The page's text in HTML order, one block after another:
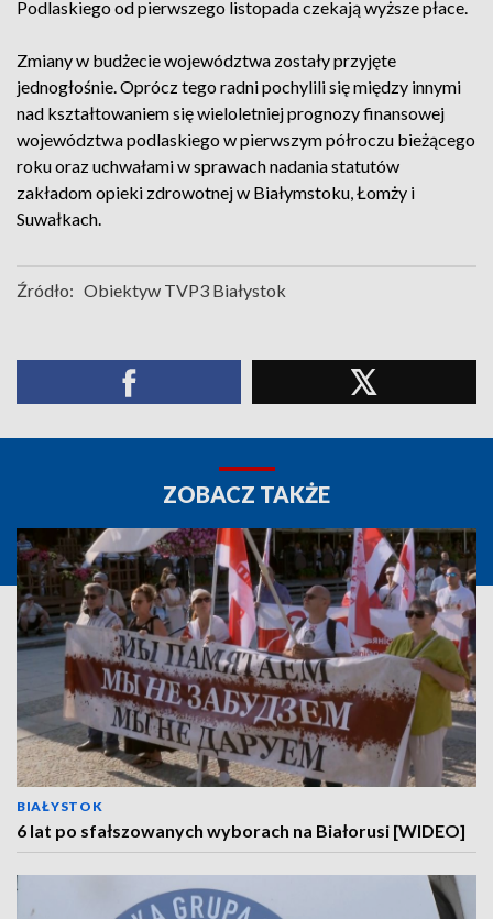
Podlaskiego od pierwszego listopada czekają wyższe płace.
Zmiany w budżecie województwa zostały przyjęte
jednogłośnie. Oprócz tego radni pochylili się między innymi
nad kształtowaniem się wieloletniej prognozy finansowej
województwa podlaskiego w pierwszym półroczu bieżącego
roku oraz uchwałami w sprawach nadania statutów
zakładom opieki zdrowotnej w Białymstoku, Łomży i
Suwałkach.
Źródło: Obiektyw TVP3 Białystok
ZOBACZ TAKŻE
BIAŁYSTOK
6 lat po sfałszowanych wyborach na Białorusi [WIDEO]